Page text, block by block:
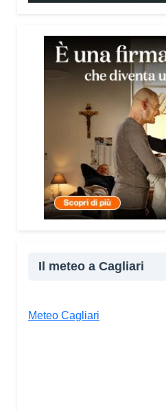
Il meteo a Cagliari
Meteo Cagliari